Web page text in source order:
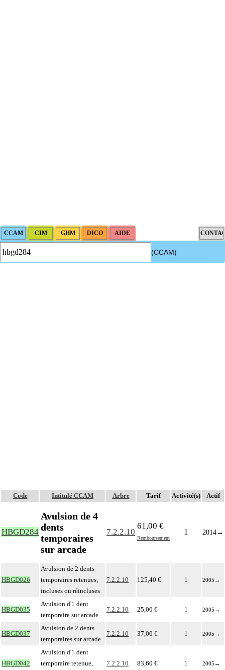
(CCAM)
Code Intitulé CCAM Arbre Tarif Activité(s) Actif
HBGD284
Avulsion de 4
dents
temporaires
sur arcade
7.2.2.10
61,00 €
Remboursement
1 2014→
HBGD026
Avulsion de 2 dents
temporaires retenues,
incluses ou réincluses
7.2.2.10 125,40 € 1 2005 →
HBGD035
Avulsion d'1 dent
temporaire sur arcade
7.2.2.10 25,00 € 1 2005 →
HBGD037
Avulsion de 2 dents
temporaires sur arcade
7.2.2.10 37,00 € 1 2005 →
HBGD042
Avulsion d'1 dent
temporaire retenue,
7.2.2.10 83,60 € 1 2005 →